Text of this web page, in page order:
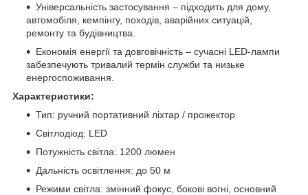
Універсальність застосування – підходить для дому,
автомобіля, кемпінгу, походів, аварійних ситуацій,
ремонту та будівництва.
Економія енергії та довговічність – сучасні LED-лампи
забезпечують тривалий термін служби та низьке
енергоспоживання.
Характеристики:
Тип: ручний портативний ліхтар / прожектор
Світлодіод: LED
Потужність світла: 1200 люмен
Дальність освітлення: до 50 м
Режими світла: змінний фокус, бокові вогні, основний